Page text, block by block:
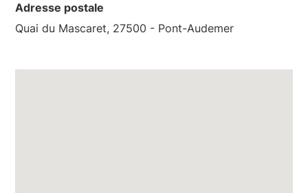
Adresse postale
Quai du Mascaret, 27500 - Pont-Audemer